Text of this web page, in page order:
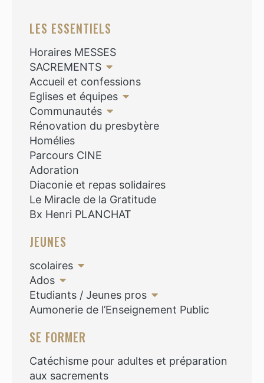
LES ESSENTIELS
Horaires MESSES
SACREMENTS
Accueil et confessions
Eglises et équipes
Communautés
Rénovation du presbytère
Homélies
Parcours CINE
Adoration
Diaconie et repas solidaires
Le Miracle de la Gratitude
Bx Henri PLANCHAT
JEUNES
scolaires
Ados
Etudiants / Jeunes pros
Aumonerie de l’Enseignement Public
SE FORMER
Catéchisme pour adultes et préparation
aux sacrements